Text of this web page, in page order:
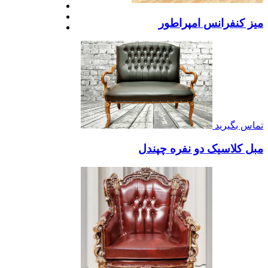
میز کنفرانس امپراطور
تماس بگیرید
مبل کلاسیک دو نفره چپندل